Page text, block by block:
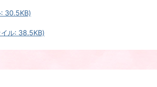
30.5KB)
ル: 38.5KB)